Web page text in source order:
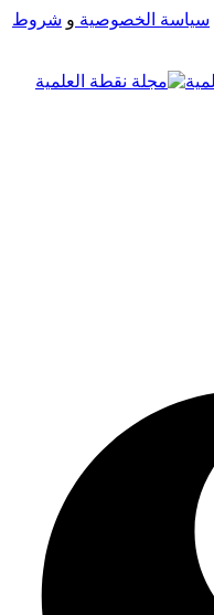
سياسة الخصوصية و شروط